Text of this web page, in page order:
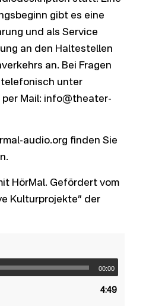
gibt es eine
und als Service
an den Haltestellen
an. Bei Fragen
unter
Mail: info@theater-
audio.org finden Sie
HörMal. Gefördert vom
Kulturprojekte” der
00:00
4:49